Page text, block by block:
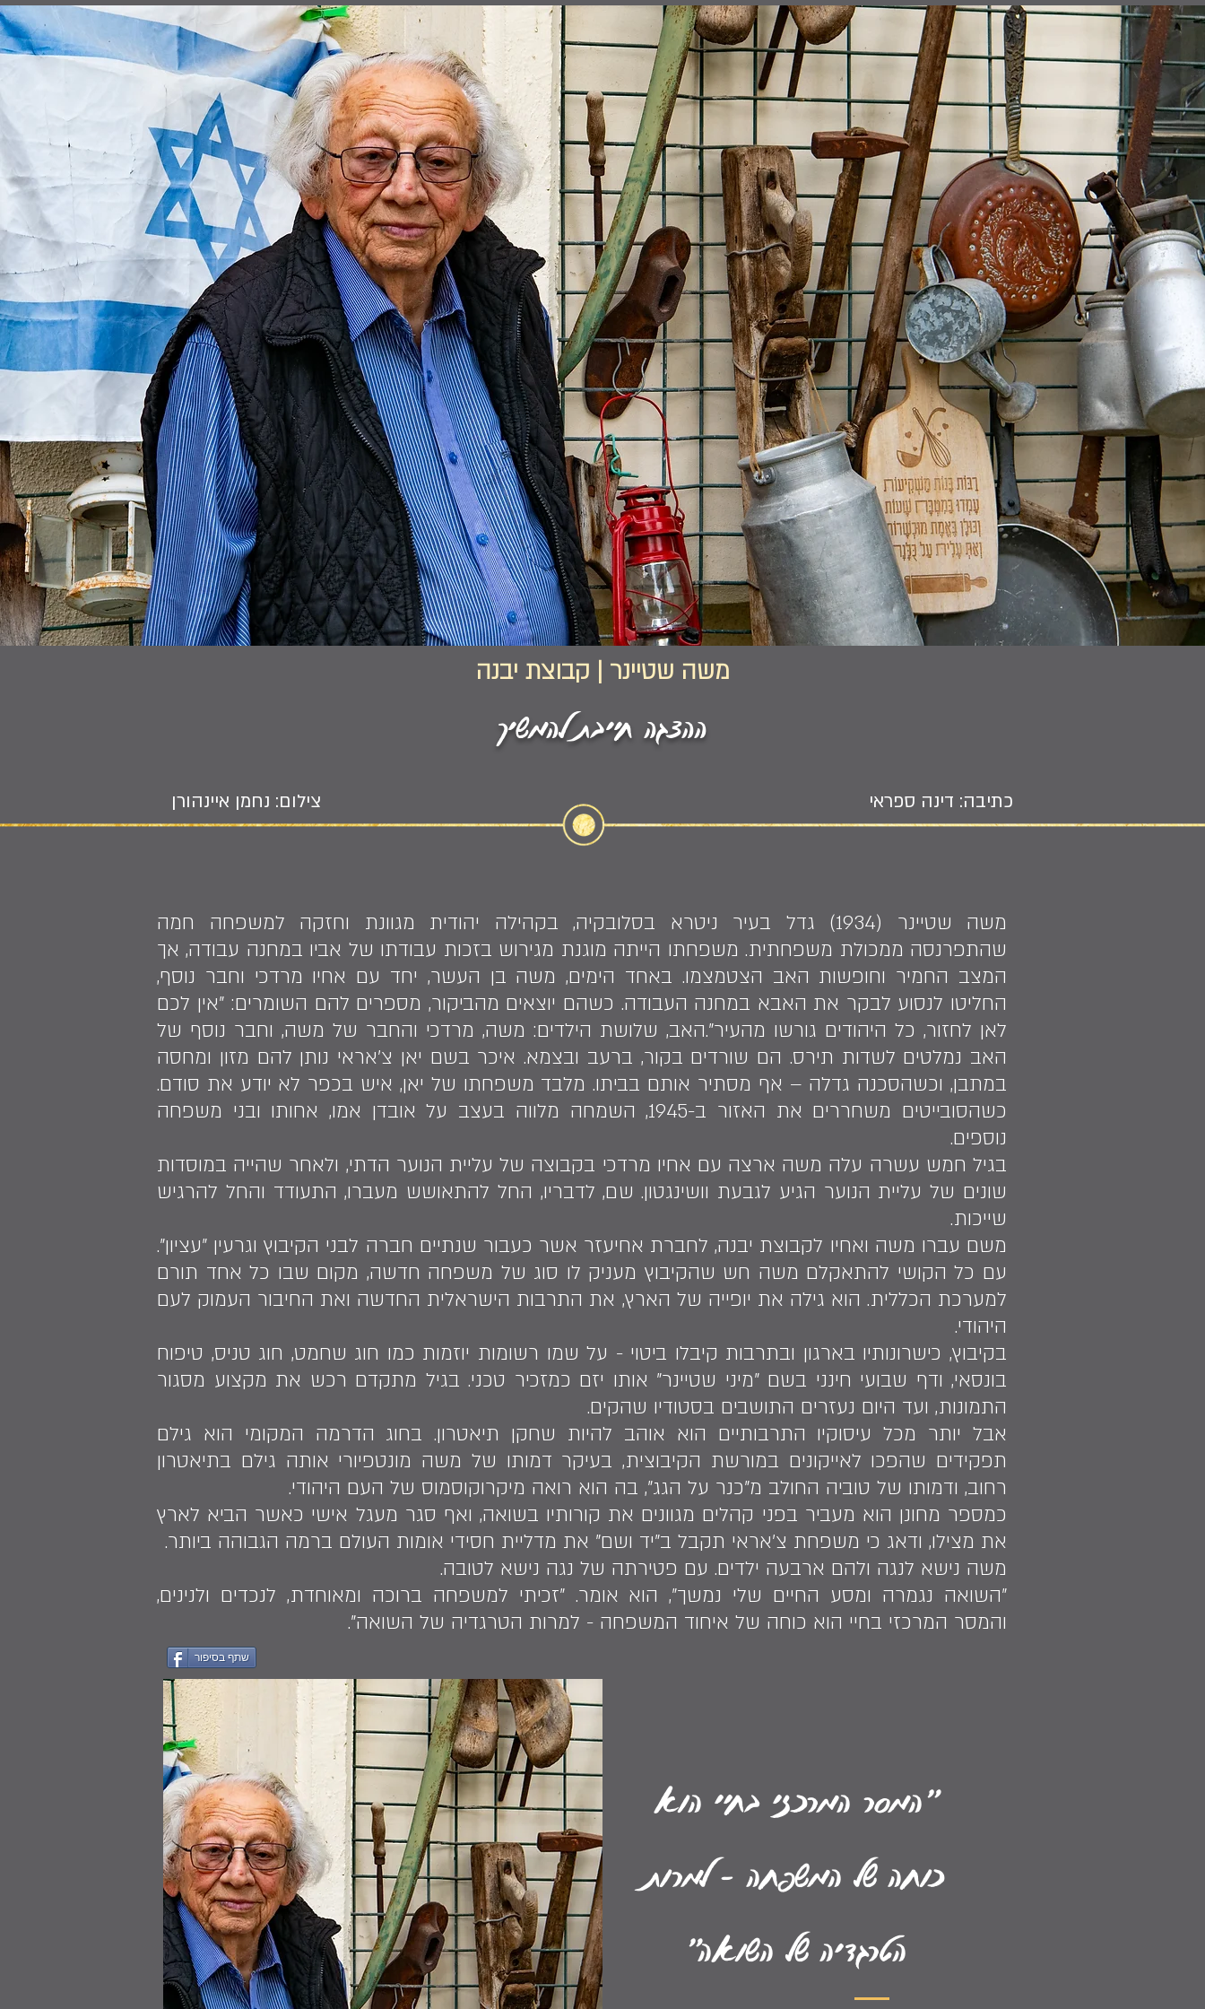
משה שטיינר | קבוצת יבנה
ההצגה חייבת להמשיך
כתיבה: דינה ספראי צילום: נחמן איינהורן
משה שטיינר (1934) גדל בעיר ניטרא בסלובקיה, בקהילה יהודית מגוונת וחזקה למשפחה חמה
שהתפרנסה ממכולת משפחתית. משפחתו הייתה מוגנת מגירוש בזכות עבודתו של אביו במחנה עבודה, אך
המצב החמיר וחופשות האב הצטמצמו. באחד הימים, משה בן העשר, יחד עם אחיו מרדכי וחבר נוסף,
החליטו לנסוע לבקר את האבא במחנה העבודה. כשהם יוצאים מהביקור, מספרים להם השומרים: "אין לכם
לאן לחזור, כל היהודים גורשו מהעיר".האב, שלושת הילדים: משה, מרדכי והחבר של משה, וחבר נוסף של
האב נמלטים לשדות תירס. הם שורדים בקור, ברעב ובצמא. איכר בשם יאן צ'אראי נותן להם מזון ומחסה
במתבן, וכשהסכנה גדלה – אף מסתיר אותם בביתו. מלבד משפחתו של יאן, איש בכפר לא יודע את סודם.
כשהסובייטים משחררים את האזור ב-1945, השמחה מלווה בעצב על אובדן אמו, אחותו ובני משפחה
נוספים.
בגיל חמש עשרה עלה משה ארצה עם אחיו מרדכי בקבוצה של עליית הנוער הדתי, ולאחר שהייה במוסדות
שונים של עליית הנוער הגיע לגבעת וושינגטון. שם, לדבריו, החל להתאושש מעברו, התעודד והחל להרגיש
שייכות.
משם עברו משה ואחיו לקבוצת יבנה, לחברת אחיעזר אשר כעבור שנתיים חברה לבני הקיבוץ וגרעין "עציון".
עם כל הקושי להתאקלם משה חש שהקיבוץ מעניק לו סוג של משפחה חדשה, מקום שבו כל אחד תורם
למערכת הכללית. הוא גילה את יופייה של הארץ, את התרבות הישראלית החדשה ואת החיבור העמוק לעם
היהודי.
בקיבוץ, כישרונותיו בארגון ובתרבות קיבלו ביטוי - על שמו רשומות יוזמות כמו חוג שחמט, חוג טניס, טיפוח
בונסאי, ודף שבועי חינני בשם "מיני שטיינר" אותו יזם כמזכיר טכני. בגיל מתקדם רכש את מקצוע מסגור
התמונות, ועד היום נעזרים התושבים בסטודיו שהקים.
אבל יותר מכל עיסוקיו התרבותיים הוא אוהב להיות שחקן תיאטרון. בחוג הדרמה המקומי הוא גילם
תפקידים שהפכו לאייקונים במורשת הקיבוצית, בעיקר דמותו של משה מונטפיורי אותה גילם בתיאטרון
רחוב, ודמותו של טוביה החולב מ"כנר על הגג", בה הוא רואה מיקרוקוסמוס של העם היהודי.
כמספר מחונן הוא מעביר בפני קהלים מגוונים את קורותיו בשואה, ואף סגר מעגל אישי כאשר הביא לארץ
את מצילו, ודאג כי משפחת צ'אראי תקבל ב"יד ושם" את מדליית חסידי אומות העולם ברמה הגבוהה ביותר.
משה נישא לנגה ולהם ארבעה ילדים. עם פטירתה של נגה נישא לטובה.
"השואה נגמרה ומסע החיים שלי נמשך", הוא אומר. "זכיתי למשפחה ברוכה ומאוחדת, לנכדים ולנינים,
והמסר המרכזי בחיי הוא כוחה של איחוד המשפחה - למרות הטרגדיה של השואה".
שתף בסיפור
"המסר המרכזי בחיי הוא
כוחה של המשפחה - למרות
הטרגדיה של השואה"